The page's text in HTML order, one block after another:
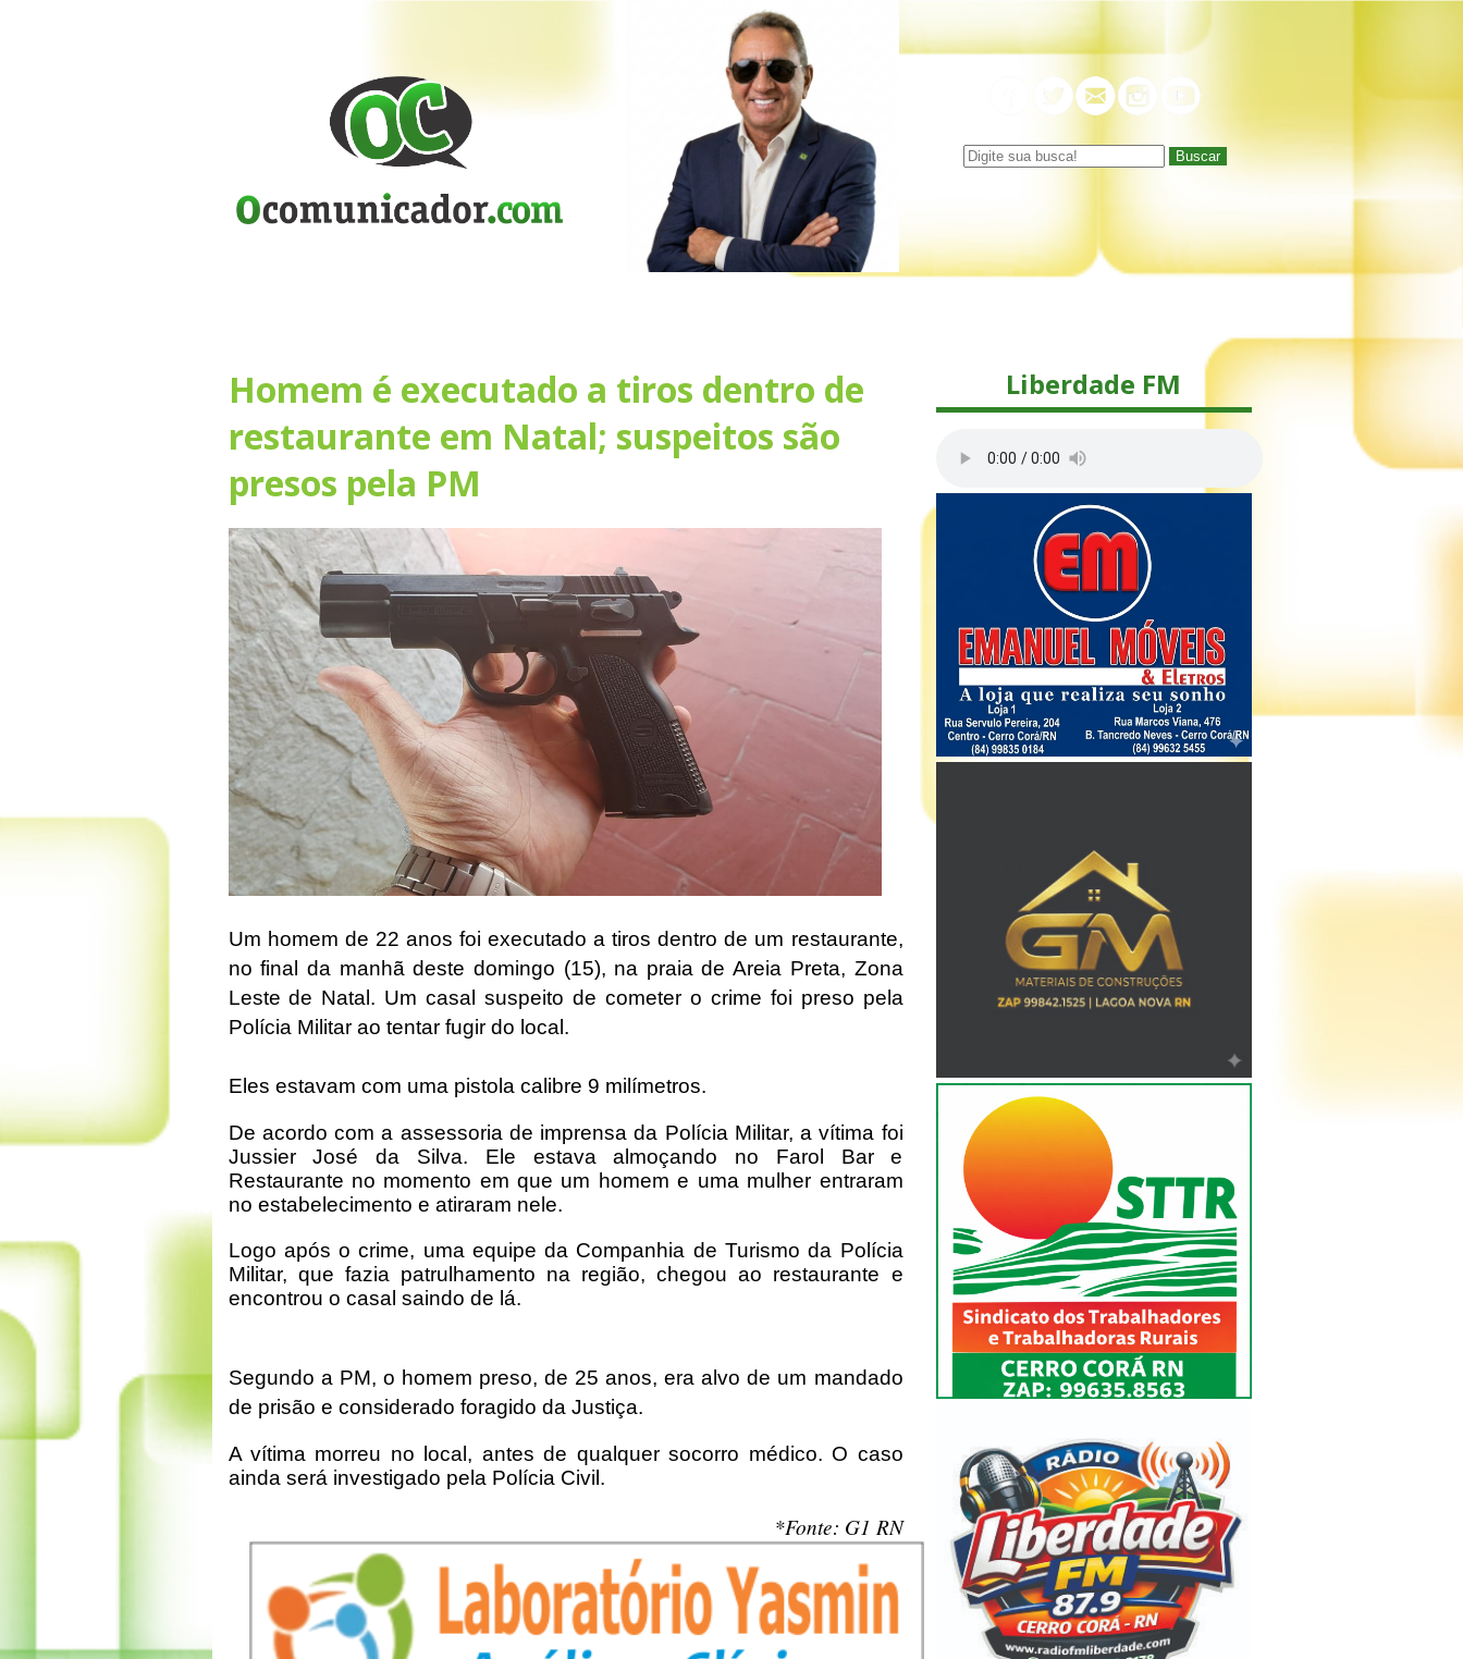
Buscar
Homem é executado a tiros dentro de
restaurante em Natal; suspeitos são
presos pela PM
Um homem de 22 anos foi executado a tiros dentro de um restaurante,
no final da manhã deste domingo (15), na praia de Areia Preta, Zona
Leste de Natal. Um casal suspeito de cometer o crime foi preso pela
Polícia Militar ao tentar fugir do local.
Eles estavam com uma pistola calibre 9 milímetros.
De acordo com a assessoria de imprensa da Polícia Militar, a vítima foi
Jussier José da Silva. Ele estava almoçando no Farol Bar e
Restaurante no momento em que um homem e uma mulher entraram
no estabelecimento e atiraram nele.
Logo após o crime, uma equipe da Companhia de Turismo da Polícia
Militar, que fazia patrulhamento na região, chegou ao restaurante e
encontrou o casal saindo de lá.
Segundo a PM, o homem preso, de 25 anos, era alvo de um mandado
de prisão e considerado foragido da Justiça.
A vítima morreu no local, antes de qualquer socorro médico. O caso
ainda será investigado pela Polícia Civil.
*Fonte: G1 RN
Liberdade FM